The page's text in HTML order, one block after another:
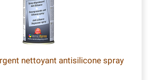
nettoyant antisilicone spray